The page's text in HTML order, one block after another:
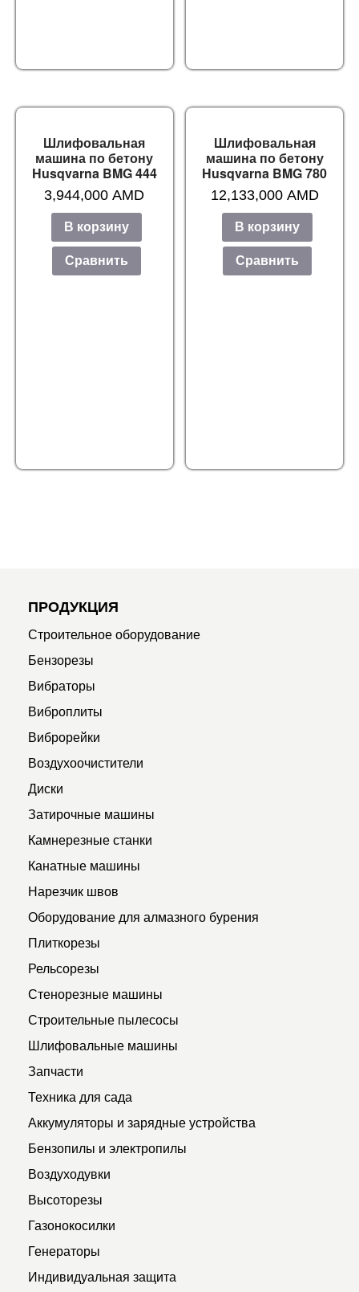
Шлифовальная
машина по бетону
Husqvarna BMG 444
3,944,000AMD
В корзину
Сравнить
Шлифовальная
машина по бетону
Husqvarna BMG 780
12,133,000 AMD
В корзину
Сравнить
ПРОДУКЦИЯ
Строительное оборудование
Бензорезы
Вибраторы
Виброплиты
Виброрейки
Воздухоочистители
Диски
Затирочные машины
Камнерезные станки
Канатные машины
Нарезчик швов
Оборудование для алмазного бурения
Плиткорезы
Рельсорезы
Стенорезные машины
Строительные пылесосы
Шлифовальные машины
Запчасти
Техника для сада
Аккумуляторы и зарядные устройства
Бензопилы и электропилы
Воздуходувки
Высоторезы
Газонокосилки
Генераторы
Индивидуальная защита